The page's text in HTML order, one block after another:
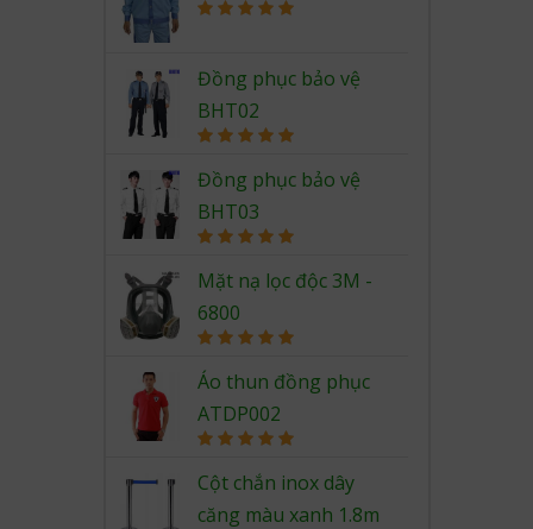
Đồng phục bảo vệ
BHT02
out of 5
Đồng phục bảo vệ
BHT03
out of 5
Mặt nạ lọc độc 3M -
6800
out of 5
Áo thun đồng phục
ATDP002
out of 5
Cột chắn inox dây
căng màu xanh 1.8m